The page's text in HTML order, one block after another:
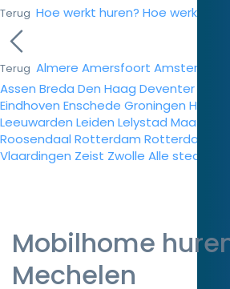
Terug Hoe werkt huren? Hoe werkt
Terug Almere Amersfoort Amsterdam
Assen Breda Den Haag Deventer
Eindhoven Enschede Groningen
Leeuwarden Leiden Lelystad Maastricht
Roosendaal Rotterdam Rotterdam
Vlaardingen Zeist Zwolle Alle steden
Mobilhome
Mechelen